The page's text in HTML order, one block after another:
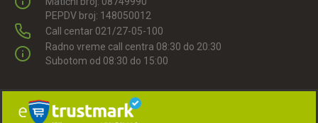
PEPDV broj: 148050012
Call centar 021/27-05-100
Radno vreme call centra 08:30 do 20:30
Subotom od 08:30 do 15:00